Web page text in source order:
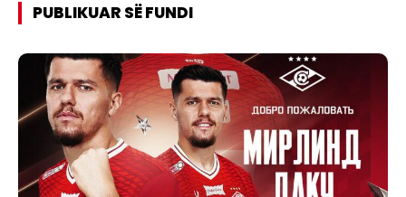
PUBLIKUAR SË FUNDI